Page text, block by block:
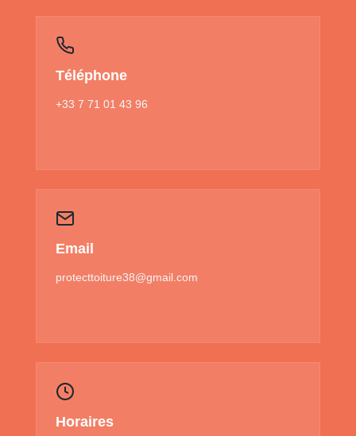
Téléphone
+33 7 71 01 43 96
Email
protecttoiture38@gmail.com
Horaires